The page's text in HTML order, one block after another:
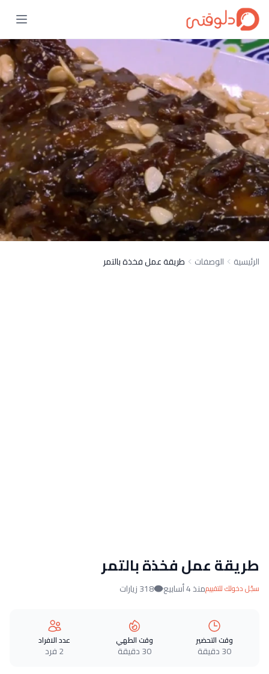
الرئيسية الوصفات طريقة عمل فخذة بالتمر
طريقة عمل فخذة بالتمر
سجّل دخولك للتقييممنذ 4 أسابيع 318 زيارات
وقت التحضير
30 دقيقة
وقت الطهي
30 دقيقة
عدد الافراد
2 فرد